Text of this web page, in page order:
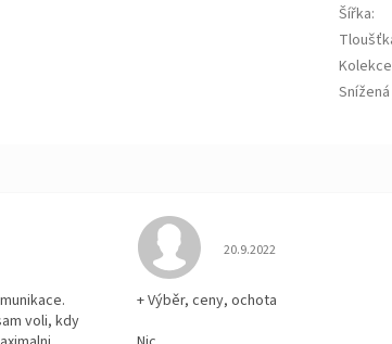
Šířka:
Kolekce
je 5 z 5 hvězdiček.
voli, kdy
Hodnocení obchodu je 5
20.9.2022
+ Výběr, ceny, ochota